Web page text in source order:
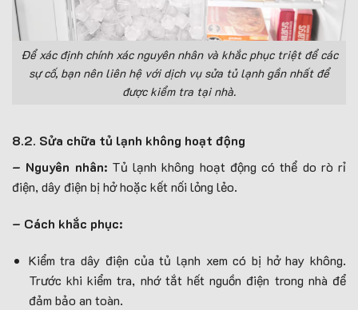
Để xác định chính xác nguyên nhân và khắc phục triệt để các
sự cố, bạn nên liên hệ với dịch vụ sửa tủ lạnh gần nhất để
được kiểm tra tại nhà.
8.2. Sửa chữa tủ lạnh không hoạt động
– Nguyên nhân: Tủ lạnh không hoạt động có thể do rò rỉ
điện, dây điện bị hở hoặc kết nối lỏng lẻo.
– Cách khắc phục:
Kiểm tra dây điện của tủ lạnh xem có bị hở hay không.
Trước khi kiểm tra, nhớ tắt hết nguồn điện trong nhà để
đảm bảo an toàn.